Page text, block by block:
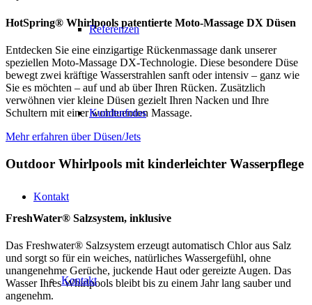
Referenzen
Kundenfotos
Kontakt
Kontakt
HotSpring® Whirlpools patentierte Moto-Massage DX Düsen
Entdecken Sie eine einzigartige Rückenmassage dank unserer
speziellen Moto-Massage DX-Technologie. Diese besondere Düse
bewegt zwei kräftige Wasserstrahlen sanft oder intensiv – ganz wie
Sie es möchten – auf und ab über Ihren Rücken. Zusätzlich
verwöhnen vier kleine Düsen gezielt Ihren Nacken und Ihre
Schultern mit einer wohltuenden Massage.
Mehr erfahren über Düsen/Jets
Outdoor Whirlpools mit kinderleichter Wasserpflege
FreshWater® Salzsystem, inklusive
Das Freshwater® Salzsystem erzeugt automatisch Chlor aus Salz
und sorgt so für ein weiches, natürliches Wassergefühl, ohne
unangenehme Gerüche, juckende Haut oder gereizte Augen. Das
Wasser Ihres Whirlpools bleibt bis zu einem Jahr lang sauber und
angenehm.